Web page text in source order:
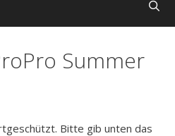
Summer
Bitte gib unten das